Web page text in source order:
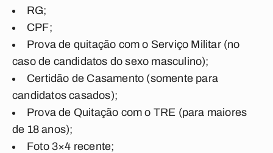
RG;
CPF;
Prova de quitação com o Serviço Militar (no
caso de candidatos do sexo masculino);
Certidão de Casamento (somente para
candidatos casados);
Prova de Quitação com o TRE (para maiores
de 18 anos);
Foto 3×4 recente;